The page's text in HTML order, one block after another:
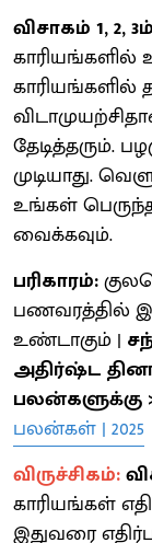
விசாகம் 1, 2,
காரியங்களில்
காரியங்களில்
தேடித்தரும்.
முடியாது.
உங்கள்
வைக்கவும்.
பரிகாரம்:
பணவரத்தில்
உண்டாகும் |
அதிர்ஷ்ட
பலன்களுக்கு
பலன்கள் | 2025
விருச்சிகம்:
காரியங்கள்
இதுவரை